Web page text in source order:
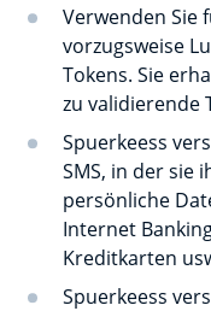
Verwenden Sie
vorzugsweise
Tokens. Sie
zu validierende
Spuerkeess
SMS, in der sie
persönliche
Internet
Kreditkarten
Spuerkeess